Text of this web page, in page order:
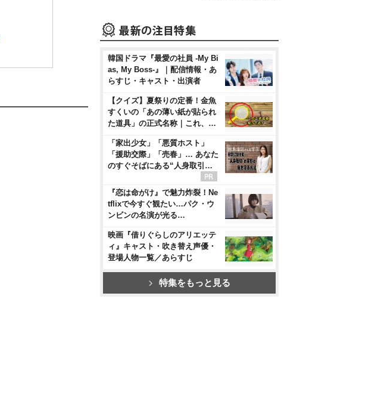
韓国ドラマ『最愛の社員 -My Bi
as, My Boss-』｜配信情報・あ
らすじ・キャスト・出演者
【クイズ】夏祭りの定番！金魚
すくいの「あの薄い紙が貼られ
た道具」の正式名称｜これ、…
「家出少女」「悪質ホスト」
「援助交際」「売春」… あなた
のすぐそばにある“人身取引…
『恋は命がけ』で魅力炸裂！Ne
tflixで今すぐ観たい…パク・ウ
ンビンの名演が光る…
映画『借りぐらしのアリエッテ
ィ』キャスト・吹き替え声優・
登場人物一覧／あらすじ
特集をもっと見る